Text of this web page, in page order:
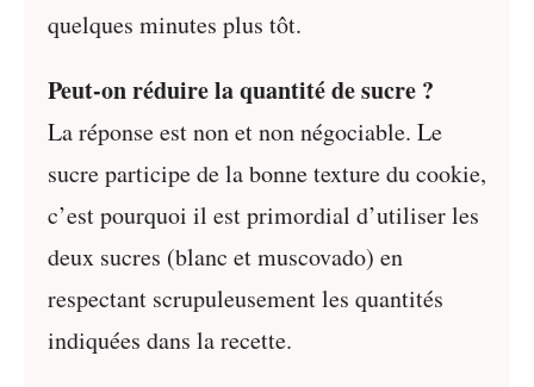
quelques minutes plus tôt.
Peut-on réduire la quantité de sucre ?
La réponse est non et non négociable. Le
sucre participe de la bonne texture du cookie,
c’est pourquoi il est primordial d’utiliser les
deux sucres (blanc et muscovado) en
respectant scrupuleusement les quantités
indiquées dans la recette.